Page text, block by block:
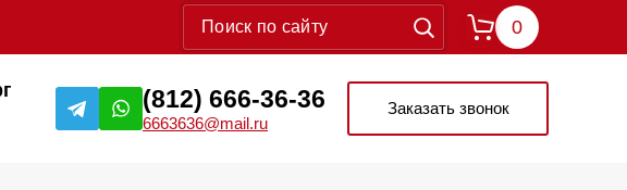
0
(812) 666-36-36
6663636@mail.ru
Заказать звонок